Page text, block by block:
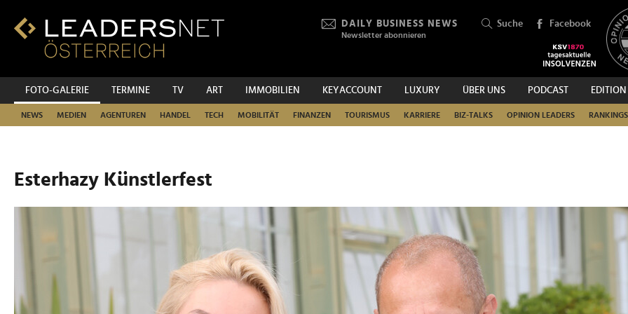
Inhalt
Fußzeilen-
Hauptnavigation
DAILY BUSINESS NEWS
Newsletter abonnieren
Suche Facebook
FOTO-GALERIE TERMINE TV ART IMMOBILIEN KEYACCOUNT LUXURY ÜBER UNS PODCAST EDITION
NEWS MEDIEN AGENTUREN HANDEL TECH MOBILITÄT FINANZEN TOURISMUS KARRIERE BIZ-TALKS OPINION LEADERS RANKINGS
SUCHEN
Esterhazy Künstlerfest